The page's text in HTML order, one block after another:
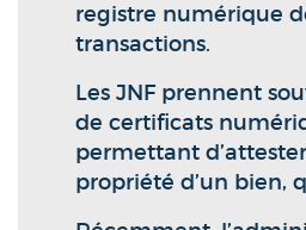
registre numérique
transactions.
Les JNF prennent
de certificats
permettant
propriété d’un bien,